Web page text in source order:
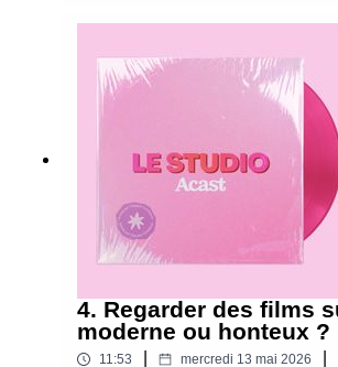
4. Regarder des films
moderne ou honteux ?
11:53 mercredi 13 mai 2026